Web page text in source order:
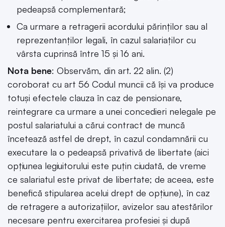
pedeapsă complementară;
Ca urmare a retragerii acordului părinților sau al
reprezentanților legali, în cazul salariaților cu
vârsta cuprinsă între 15 și 16 ani.
Nota bene: Observăm, din art. 22 alin. (2)
coroborat cu art 56 Codul muncii că își va produce
totuși efectele clauza în caz de pensionare,
reintegrare ca urmare a unei concedieri nelegale pe
postul salariatului a cărui contract de muncă
încetează astfel de drept, în cazul condamnării cu
executare la o pedeapsă privativă de libertate (aici
opțiunea legiuitorului este puțin ciudată, de vreme
ce salariatul este privat de libertate; de aceea, este
benefică stipularea acelui drept de opțiune), în caz
de retragere a autorizațiilor, avizelor sau atestărilor
necesare pentru exercitarea profesiei și după